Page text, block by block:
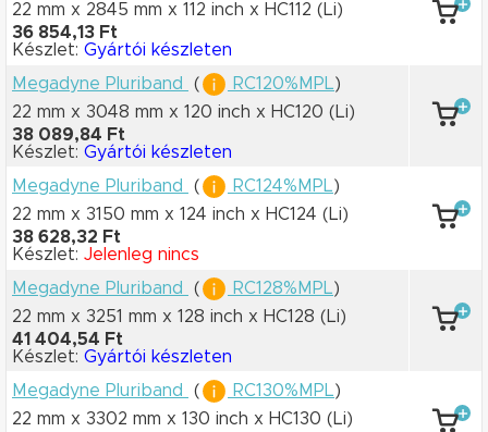
22 mm x 2845 mm x 112 inch x HC112 (Li)
36 854,13 Ft
Készlet: Gyártói készleten
Megadyne Pluriband
( RC120%MPL)
22 mm x 3048 mm x 120 inch x HC120 (Li)
38 089,84 Ft
Készlet: Gyártói készleten
Megadyne Pluriband
( RC124%MPL)
22 mm x 3150 mm x 124 inch x HC124 (Li)
38 628,32 Ft
Készlet: Jelenleg nincs
Megadyne Pluriband
( RC128%MPL)
22 mm x 3251 mm x 128 inch x HC128 (Li)
41 404,54 Ft
Készlet: Gyártói készleten
Megadyne Pluriband
( RC130%MPL)
22 mm x 3302 mm x 130 inch x HC130 (Li)